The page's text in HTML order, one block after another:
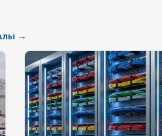
Нет
Нет
ТПЖ 1,5
→